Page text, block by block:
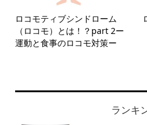
ロコモティブシンドローム
（ロコモ）とは！？part 2ー
運動と食事のロコモ対策ー
ランキ